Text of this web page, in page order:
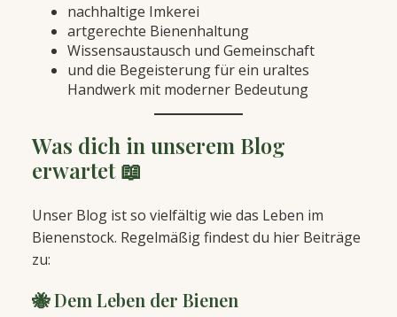
nachhaltige Imkerei
artgerechte Bienenhaltung
Wissensaustausch und Gemeinschaft
und die Begeisterung für ein uraltes
Handwerk mit moderner Bedeutung
Was dich in unserem Blog
erwartet 📖
Unser Blog ist so vielfältig wie das Leben im
Bienenstock. Regelmäßig findest du hier Beiträge
zu:
🐝 Dem Leben der Bienen